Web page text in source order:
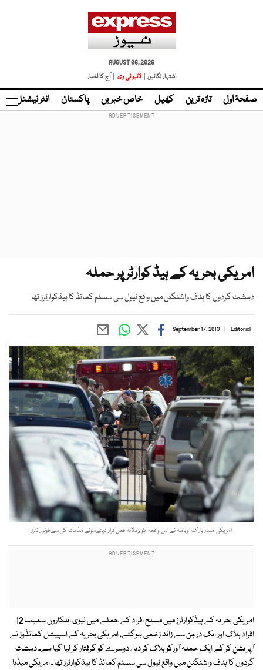
AUGUST 06, 2026
اشتہار لگائیں |
لائیو ٹی وی | آج کا اخبار
صفحۂ اول تازہ ترین کھیل خاص خبریں پاکستان انٹر نیشنل
امریکی بحریہ کے ہیڈ کوارٹر پر حملہ
دہشت گردوں کا ہدف واشنگٹن میں واقع نیول سی سسٹم کمانڈ کا ہیڈکوارٹرز تھا
Editorial
September 17, 2013
امریکی صدر باراک اوبامہ نے اس واقعہ کو بزدلانہ فعل قرار دیتےہوئے مذمت کی ہے:فوٹو،رائٹرز
امریکی بحریہ کے ہیڈکوارٹرز میں مسلح افراد کے حملے میں نیوی اہلکاروں سمیت 12
افراد ہلاک اور ایک درجن سے زائد زخمی ہوگئے، امریکی بحریہ کے اسپیشل کمانڈوز نے
آپریشن کر کے ایک حملہ آورکو ہلاک کر دیا ، دوسرے کو گرفتار کر لیا گیا ہے۔ دہشت
گردوں کا ہدف واشنگٹن میں واقع نیول سی سسٹم کمانڈ کا ہیڈکوارٹرز تھا۔ امریکی میڈیا